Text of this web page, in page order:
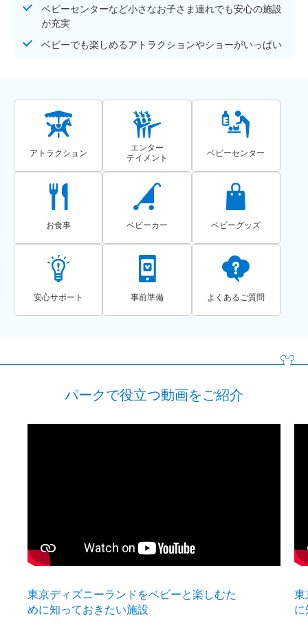
ベビーセンターなど小さなお子さま連れでも安心の施設
が充実
ベビーでも楽しめるアトラクションやショーがいっぱい
アトラクション
エンター
テイメント
ベビーセンター
お食事 ベビーカー ベビーグッズ
安心サポート 事前準備 よくあるご質問
パークで役立つ動画をご紹介
東京ディズニーランドをベビーと楽しむた
めに知っておきたい施設
東